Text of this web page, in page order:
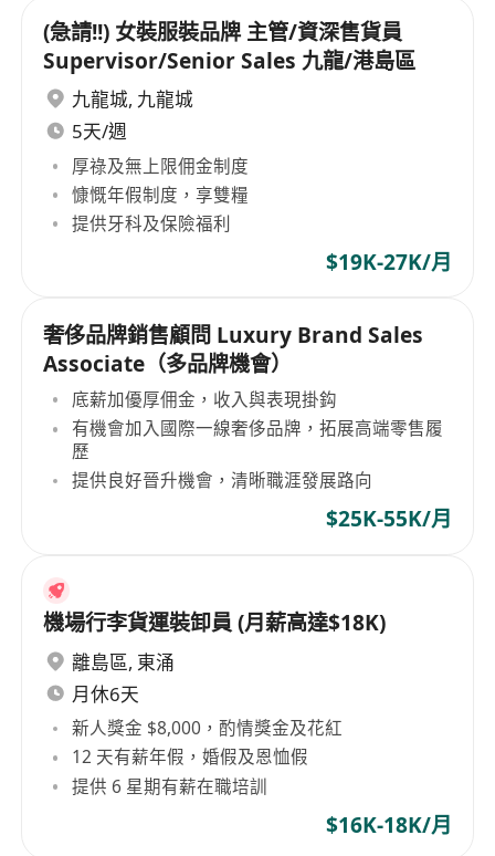
(急請!!) 女裝服裝品牌 主管/資深售貨員
Supervisor/Senior Sales 九龍/港島區
九龍城, 九龍城
5天/週
厚祿及無上限佣金制度
慷慨年假制度，享雙糧
提供牙科及保險福利
$19K-27K/月
奢侈品牌銷售顧問 Luxury Brand Sales
Associate（多品牌機會）
底薪加優厚佣金，收入與表現掛鈎
有機會加入國際一線奢侈品牌，拓展高端零售履
歷
提供良好晉升機會，清晰職涯發展路向
$25K-55K/月
機場行李貨運裝卸員 (月薪高達$18K)
離島區, 東涌
月休6天
新人獎金 $8,000，酌情獎金及花紅
12 天有薪年假，婚假及恩恤假
提供 6 星期有薪在職培訓
$16K-18K/月